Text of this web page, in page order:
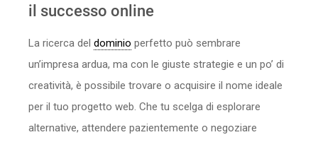
il successo online
La ricerca del dominio perfetto può sembrare
un’impresa ardua, ma con le giuste strategie e un po’ di
creatività, è possibile trovare o acquisire il nome ideale
per il tuo progetto web. Che tu scelga di esplorare
alternative, attendere pazientemente o negoziare